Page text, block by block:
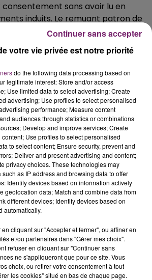
sans avoir lu en
induits. Le remuant patron de
dans un tweet d'utiliser
Signal.
sur le sujet, des porte-paroles de la
ont rappelé que Facebook
en 2017 à une amende de 110
avoir fourni des renseignements
de l'UE sur son rachat de
WhatsApp.
des mois comme les autres
Apple, Amazon, Microsoft) dans le
européennes et américaines qui
conglomérats du nouveau
jugées anticoncurrentielles.
planchent sur une nouvelle
très contraignante
américaine avait validé au
de 5 milliards de dollars
pour ne pas avoir su protéger les
votre vie privée est notre priorité
do the following data processing based on
legitimate interest: Store and/or access
Use limited data to select advertising; Create
advertising; Use profiles to select personalised
performance; Measure content
audiences through statistics or combinations
Develop and improve services; Create
Use profiles to select personalised
to select content; Ensure security, prevent and
Deliver and present advertising and content;
privacy choices. These technologies may
as IP address and browsing data to offer
Identify devices based on information actively
geolocation data; Match and combine data from
different devices; Identify devices based on
automatically.
cliquant sur "Accepter et fermer", ou affiner en
et/ou partenaires dans "Gérer mes choix".
refuser en cliquant sur "Continuer sans
ne s'appliqueront que pour ce site. Vous
choix, ou retirer votre consentement à tout
les cookies" situé en bas de chaque page.
Continuer sans accepter